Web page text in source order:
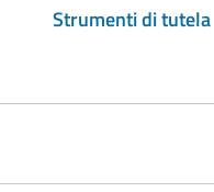
Strumenti di tutela